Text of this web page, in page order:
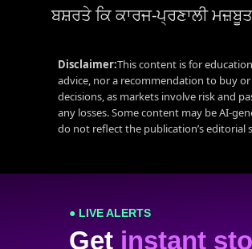
ਬਸ਼ਰਤੇ ਕਿ ਕਾਰਜ-ਪ੍ਰਣਾਲੀ
Disclaimer:This content is for
advice, nor a recommendation to buy
decisions, as markets involve risk and
any losses. Some content may be AI-
do not reflect the publication’s editorial
● LIVE ALERTS
Get instant